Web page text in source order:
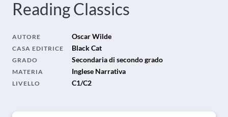
Reading Classics
AUTORE Oscar Wilde
CASA EDITRICE Black Cat
GRADO Secondaria di secondo grado
MATERIA Inglese Narrativa
LIVELLO C1/C2